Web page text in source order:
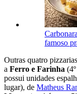
famoso
Outras quatro
a Ferro e Farinha
possui unidades
lugar), de Matheus